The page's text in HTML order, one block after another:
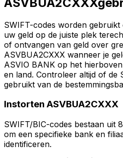
SWIFT-codes worden
uw geld op de juiste plek
of ontvangen van geld over
ASVBUA2CXXX wanneer je
ASVIO BANK op het
en land. Controleer altijd of de
gebruikt van de
Instorten ASVBUA2CXXX
SWIFT/BIC-codes bestaan uit
om een specifieke bank en
identificeren.